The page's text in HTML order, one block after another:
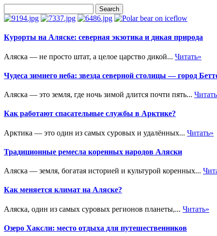
Курорты на Аляске: северная экзотика и дикая природа
Аляска — не просто штат, а целое царство дикой... Читать»
Чудеса зимнего неба: звезда северной столицы — город
Аляска — это земля, где ночь зимой длится почти пять...
Как работают спасательные службы в Арктике?
Арктика — это один из самых суровых и удалённых... Читать»
Традиционные ремесла коренных народов Аляски
Аляска — земля, богатая историей и культурой коренных...
Как меняется климат на Аляске?
Аляска, один из самых суровых регионов планеты,... Читать»
Озеро Хаксли: место отдыха для путешественников